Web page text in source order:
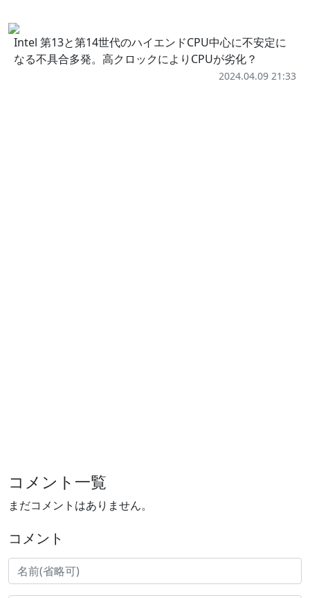
Intel 第13と第14世代のハイエンドCPU中心に不安定に
なる不具合多発。高クロックによりCPUが劣化？
2024.04.09 21:33
コメント一覧
まだコメントはありません。
コメント